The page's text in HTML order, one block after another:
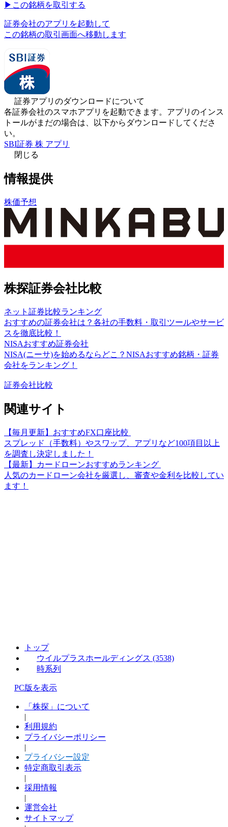
▶︎ この銘柄を取引する
証券会社のアプリを起動して
この銘柄の取引画面へ移動します
証券アプリのダウンロードについて
各証券会社のスマホアプリを起動できます。アプリのインス
トールがまだの場合は、以下からダウンロードしてくださ
い。
SBI証券 株 アプリ
閉じる
情報提供
株価予想
株探証券会社比較
ネット証券比較ランキング
おすすめの証券会社は？各社の手数料・取引ツールやサービ
スを徹底比較！
NISAおすすめ証券会社
NISA(ニーサ)を始めるならどこ？NISAおすすめ銘柄・証券
会社をランキング！
証券会社比較
関連サイト
【毎月更新】おすすめFX口座比較
スプレッド（手数料）やスワップ、アプリなど100項目以上
を調査し決定しました！
【最新】カードローンおすすめランキング
人気のカードローン会社を厳選し、審査や金利を比較してい
ます！
トップ
ウイルプラスホールディングス (3538)
時系列
PC版を表示
「株探」について
|
利用規約
プライバシーポリシー
|
プライバシー設定
特定商取引表示
|
採用情報
|
運営会社
サイトマップ